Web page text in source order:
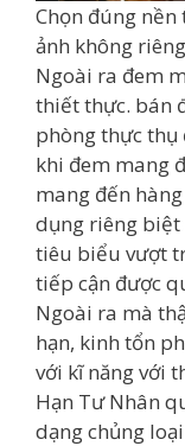
Chọn đúng
ảnh không
Ngoài ra đem
thiết thực. bán
phòng thực thụ
khi đem mang
mang đến
dụng riêng biệt
tiêu biểu vượt
tiếp cận được
Ngoài ra mà
hạn, kinh tổn
với kĩ năng với
Hạn Tư Nhân
dạng chủng